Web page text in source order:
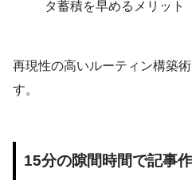
タ蓄積を早めるメリット
再現性の高いルーティン構築
す。
15分の隙間時間で記事